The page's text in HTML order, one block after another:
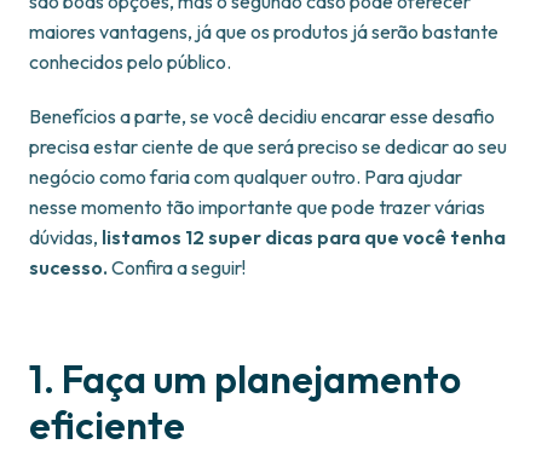
maiores vantagens, já que os produtos já serão bastante
conhecidos pelo público.
Benefícios a parte, se você decidiu encarar esse desafio
precisa estar ciente de que será preciso se dedicar ao seu
negócio como faria com qualquer outro. Para ajudar
nesse momento tão importante que pode trazer várias
dúvidas, listamos 12 super dicas para que você tenha
sucesso. Confira a seguir!
1. Faça um planejamento
eficiente